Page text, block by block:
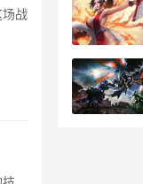
战